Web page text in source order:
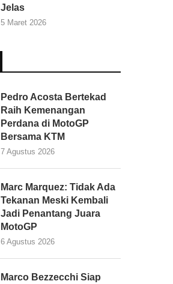
Jelas
5 Maret 2026
Pedro Acosta Bertekad
Raih Kemenangan
Perdana di MotoGP
Bersama KTM
7 Agustus 2026
Marc Marquez: Tidak Ada
Tekanan Meski Kembali
Jadi Penantang Juara
MotoGP
6 Agustus 2026
Marco Bezzecchi Siap